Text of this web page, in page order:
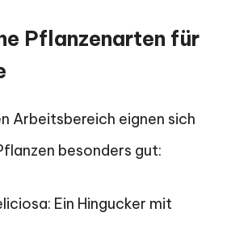
Pflanzenarten für
Arbeitsbereich eignen sich
besonders gut:
Ein Hingucker mit